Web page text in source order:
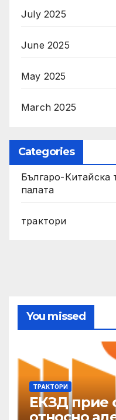
July 2025
June 2025
May 2025
March 2025
Categories
Българо-
палата
трактори
You missed
ТРАКТОРИ
ЕКЗД прие